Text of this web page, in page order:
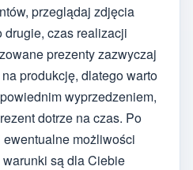
przeglądaj zdjęcia
drugie, czas realizacji
prezenty zazwyczaj
produkcję, dlatego warto
wyprzedzeniem,
dotrze na czas. Po
możliwości
są dla Ciebie